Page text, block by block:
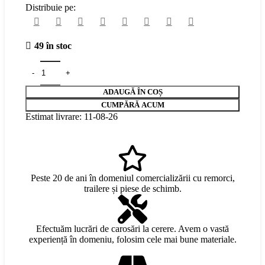
Distribuie pe:
49 în stoc
ADAUGĂ ÎN COȘ
CUMPĂRĂ ACUM
Estimat livrare: 11-08-26
Peste 20 de ani în domeniul comercializării cu remorci,
trailere și piese de schimb.
Efectuăm lucrări de carosări la cerere. Avem o vastă
experiență în domeniu, folosim cele mai bune materiale.